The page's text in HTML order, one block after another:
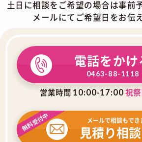
土日に相談をご希望の場合は事前
メールにてご希望日をお伝
電話をかけ
0463-88-1118
営業時間 10:00-17:00祝
無料受付中 メールで相談もでき
見積り相